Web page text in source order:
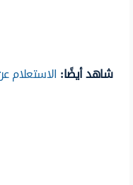
شاهد أيضًا: الاستعلام